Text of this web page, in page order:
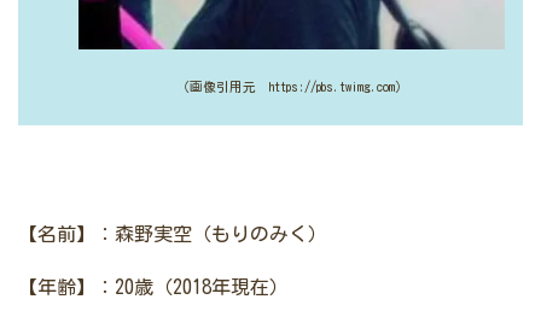
（画像引用元 https://pbs.twimg.com）
【名前】：森野実空（もりのみく）
【年齢】：20歳（2018年現在）